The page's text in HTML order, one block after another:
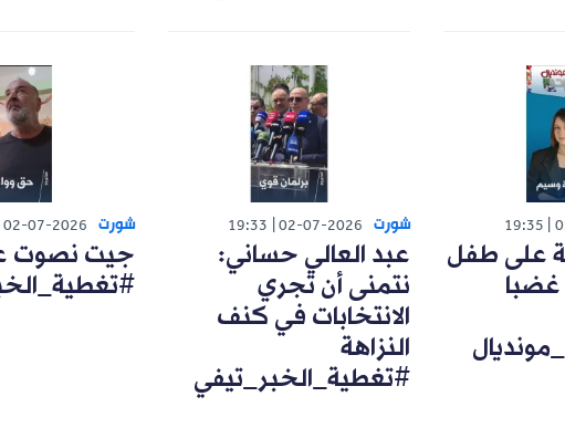
19:35
على طفل
غضبا
شورت 02-07-2026
19:33
عبد العالي حساني:
نتمنى أن تجري
الانتخابات في كنف
النزاهة
#تغطية_الخبر_تيفي
شورت 02-07-2026
جيت نصوت